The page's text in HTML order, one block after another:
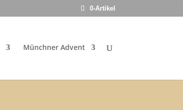
0-Artikel
Münchner Advent